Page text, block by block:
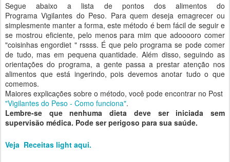
Segue abaixo a lista de pontos dos alimentos do
Programa Vigilantes do Peso. Para quem deseja emagrecer ou
simplesmente manter a forma, este método é bem fácil de seguir e
se mostrou eficiente, pelo menos para mim que adooooro comer
"coisinhas engordiet " rssss. É que pelo programa se pode comer
de tudo, mas em pequena quantidade. Além disso, seguindo as
orientações do programa, a gente passa a prestar atenção nos
alimentos que está ingerindo, pois devemos anotar tudo o que
comemos.
Maiores explicações sobre o método, você pode encontrar no Post
"Vigilantes do Peso - Como funciona".
Lembre-se que nenhuma dieta deve ser iniciada sem
supervisão médica. Pode ser perigoso para sua saúde.
Veja Receitas light aqui.